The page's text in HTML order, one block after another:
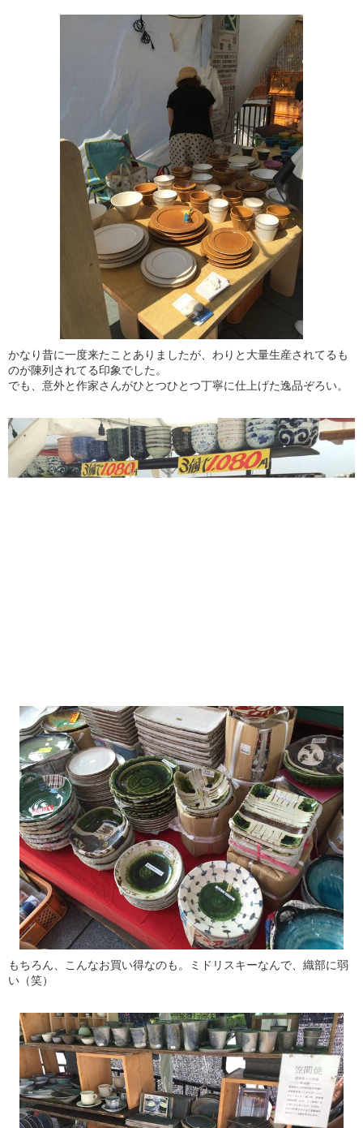
かなり昔に一度来たことありましたが、わりと大量生産されてるも
のが陳列されてる印象でした。
でも、意外と作家さんがひとつひとつ丁寧に仕上げた逸品ぞろい。
もちろん、こんなお買い得なのも。ミドリスキーなんで、織部に弱
い（笑）